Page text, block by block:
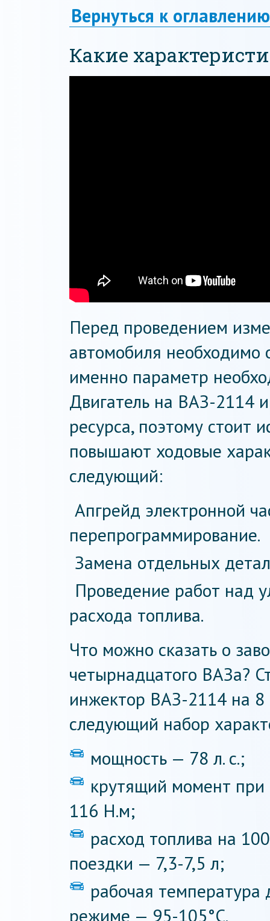
Вернуться к оглавлению
Какие
Перед проведением
автомобиля необходимо
именно параметр
Двигатель на ВАЗ-2114
ресурса, поэтому стоит
повышают ходовые
следующий:
Апгрейд электронной
перепрограммирование.
Замена отдельных
Проведение работ над
расхода топлива.
Что можно сказать о
четырнадцатого ВАЗа?
инжектор ВАЗ-2114 на
следующий набор
мощность — 78 л. с.;
крутящий момент
116 Н.м;
расход топлива на
поездки — 7,3-7,5 л;
рабочая температура
режиме — 95-105°С.